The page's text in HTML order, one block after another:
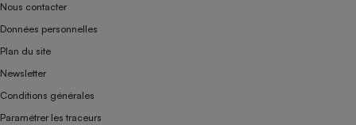
Nous contacter
Données personnelles
Plan du site
Newsletter
Conditions générales
Paramétrer les traceurs